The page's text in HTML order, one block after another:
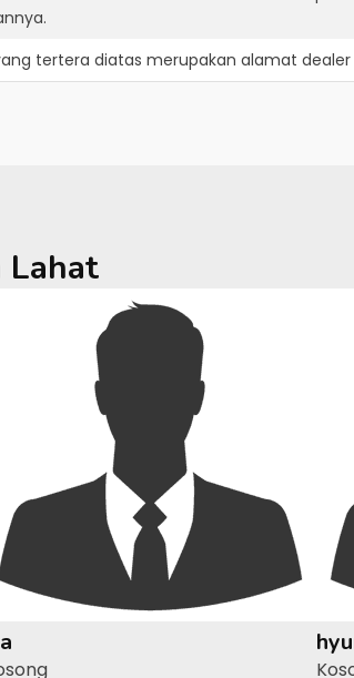
tertera diatas merupakan alamat dealer
Lahat